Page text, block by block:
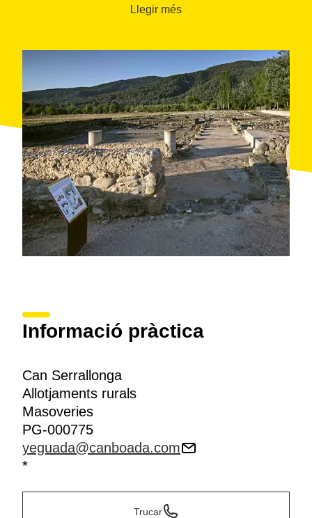
on conreen verdures i hortalisses de temporada.
Llegir més
Informació pràctica
Can Serrallonga
Allotjaments rurals
Masoveries
PG-000775
yeguada@canboada.com
*
Trucar